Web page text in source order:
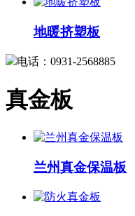
地暖挤塑板
电话：0931-2568885
真金板
兰州真金保温板